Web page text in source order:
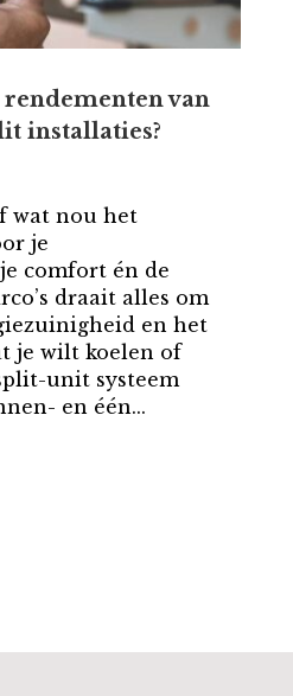
van
installaties?
wat nou het
je
comfort én de
draait alles om
en het
je wilt koelen of
unit systeem
en één...